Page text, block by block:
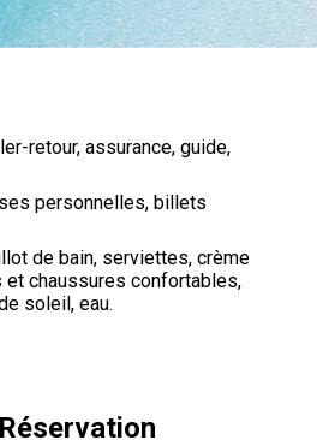
retour, assurance, guide,
personnelles, billets
de bain, serviettes, crème
et chaussures confortables,
soleil, eau.